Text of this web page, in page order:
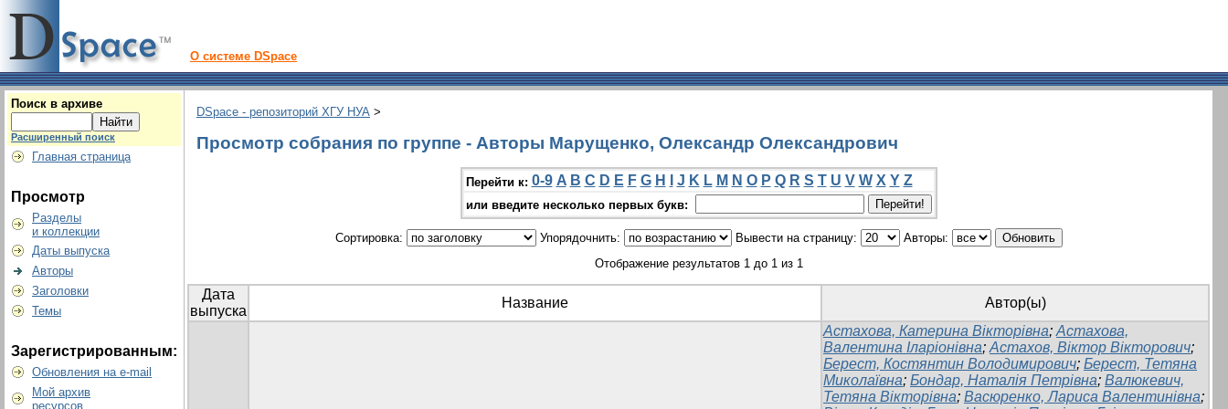
О системе DSpace
Поиск в архиве
Расширенный поиск
Главная страница
Просмотр
Разделы
и коллекции
Даты выпуска
Авторы
Заголовки
Темы
Зарегистрированным:
Обновления на e-mail
Мой архив
ресурсов
DSpace - репозиторий ХГУ НУА >
Просмотр собрания по группе - Авторы Марущенко, Олександр Олександрович
Перейти к: 0-9 A B C D E F G H J K L M N O P Q R S T U V W X Y Z
или введите несколько первых букв:
Сортировка: Упорядочнить: Вывести на страницу:
Авторы:
Отображение результатов 1 до 1 из 1
Дата
выпуска
Название Автор(ы)
Астахова, Катерина Вікторівна; Астахова,
Валентина Іларіонівна; Астахов, Віктор Вікторович;
Берест, Костянтин Володимирович; Берест, Тетяна
Миколаївна; Бондар, Наталія Петрівна; Валюкевич,
Тетяна Вікторівна; Васюренко, Лариса Валентинівна;